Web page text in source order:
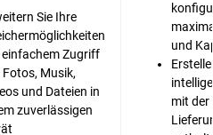
Sie Ihre
einfachem Zugriff
Musik,
und Dateien in
zuverlässigen
und
mit der